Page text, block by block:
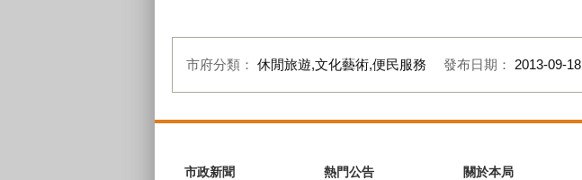
市府分類： 休閒旅遊,文化藝術,便民服務 發布日期： 2013-09-18
市政新聞 熱門公告 關於本局